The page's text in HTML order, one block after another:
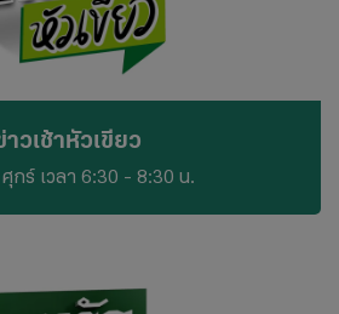
าวเช้าหัวเขียว
กร์ เวลา 6:30 - 8:30 น.